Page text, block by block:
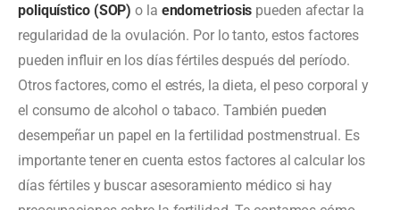
poliquístico (SOP) o la endometriosis pueden afectar la
regularidad de la ovulación. Por lo tanto, estos factores
pueden influir en los días fértiles después del período.
Otros factores, como el estrés, la dieta, el peso corporal y
el consumo de alcohol o tabaco. También pueden
desempeñar un papel en la fertilidad postmenstrual. Es
importante tener en cuenta estos factores al calcular los
días fértiles y buscar asesoramiento médico si hay